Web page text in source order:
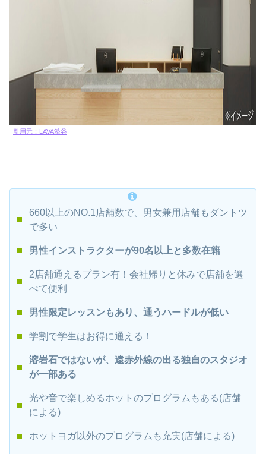
引用元：LAVA渋谷
660以上のNO.1店舗数で、男女兼用店舗もダントツ
で多い
男性インストラクターが90名以上と多数在籍
2店舗通えるプラン有！会社帰りと休みで店舗を選
べて便利
男性限定レッスンもあり、通うハードルが低い
学割で学生はお得に通える！
溶岩石ではないが、遠赤外線の出る独自のスタジオ
が一部ある
光や音で楽しめるホットのプログラムもある(店舗
による)
ホットヨガ以外のプログラムも充実(店舗による)